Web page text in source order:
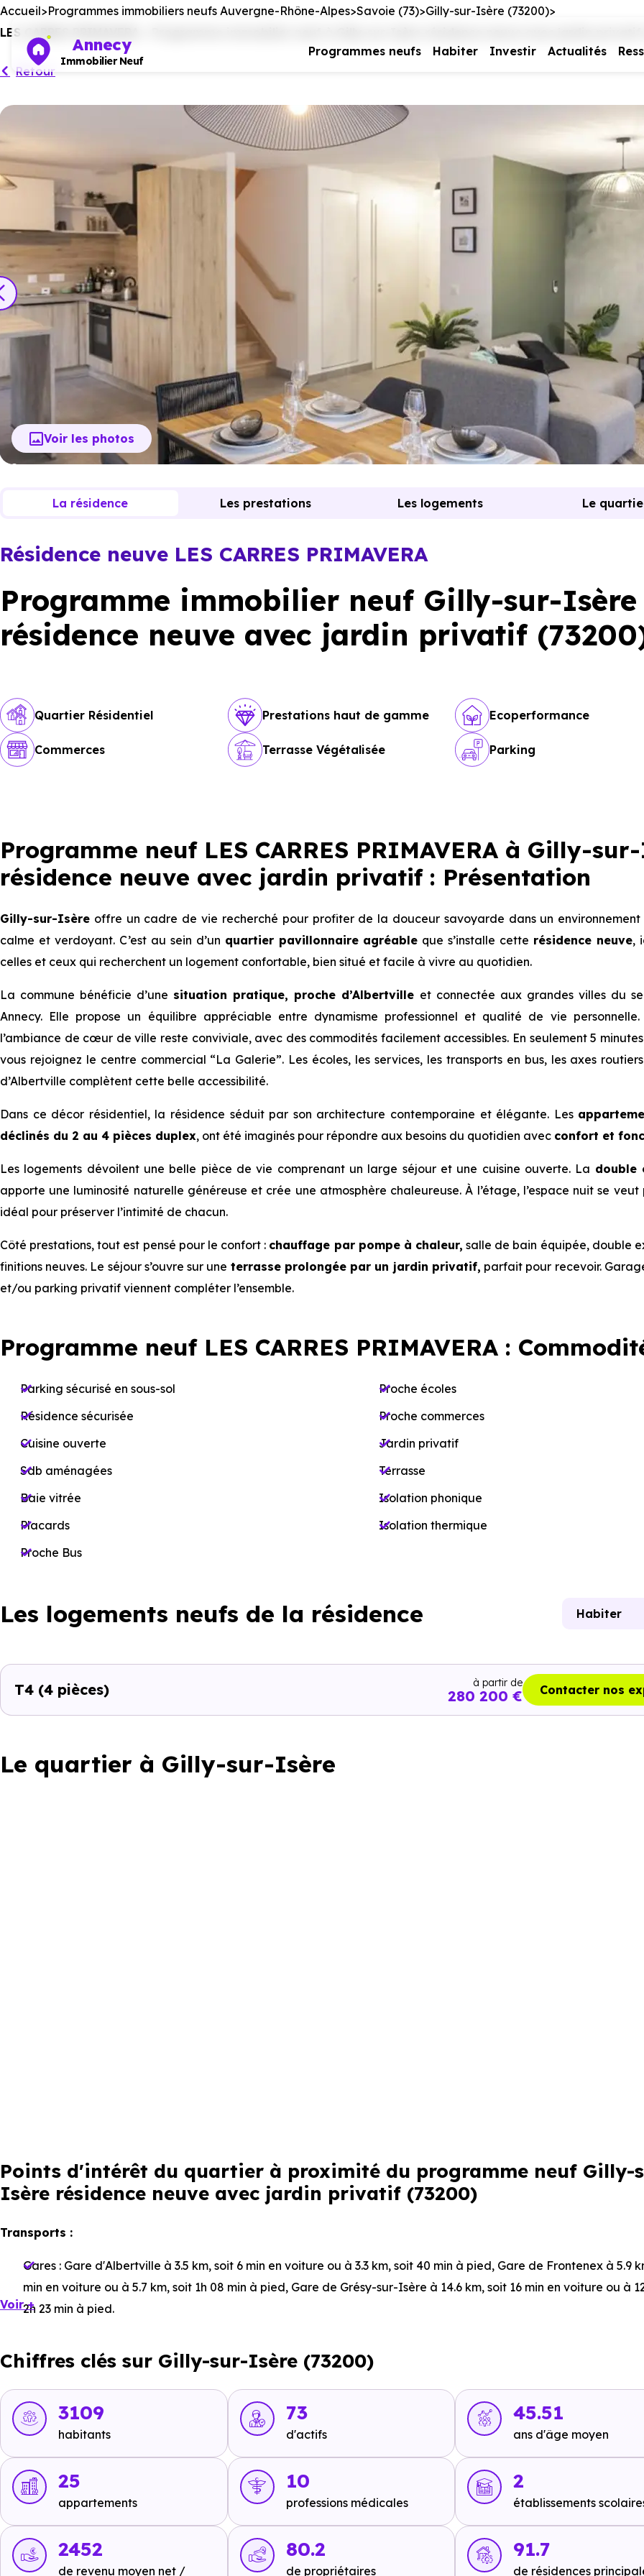
Annecy
Immobilier Neuf
Programmes neufs Habiter Investir Actualités
Accueil Programmes immobiliers neufs Auvergne-Rhône-Alpes Savoie (73) Gilly-sur-Isère (73200)
LES CARRES PRIMAVERA - Programme immobilier neuf à Gilly-sur-Isère résidence neuve avec jardin
Retour
Voir les photos
Résidence neuve LES CARRES PRIMAVERA
Programme immobilier neuf Gilly-sur-Isère
résidence neuve avec jardin privatif
Quartier Résidentiel Prestations haut de gamme Ecoperformance
Commerces Terrasse Végétalisée Parking
La résidence Les prestations Les logements Le
Programme neuf LES CARRES PRIMAVERA à Gilly-
résidence neuve avec jardin privatif : Présentation
Gilly-sur-Isère offre un cadre de vie recherché pour profiter de la douceur savoyarde dans un environnement
calme et verdoyant. C’est au sein d’un quartier pavillonnaire agréable que s’installe cette résidence neuve,
celles et ceux qui recherchent un logement confortable, bien situé et facile à vivre au quotidien.
La commune bénéficie d’une situation pratique, proche d’Albertville et connectée aux grandes villes du
Annecy. Elle propose un équilibre appréciable entre dynamisme professionnel et qualité de vie
l’ambiance de cœur de ville reste conviviale, avec des commodités facilement accessibles. En seulement 5
vous rejoignez le centre commercial “La Galerie”. Les écoles, les services, les transports en bus, les axes
d’Albertville complètent cette belle accessibilité.
Dans ce décor résidentiel, la résidence séduit par son architecture contemporaine et élégante. Les
déclinés du 2 au 4 pièces duplex, ont été imaginés pour répondre aux besoins du quotidien avec confort et
Les logements dévoilent une belle pièce de vie comprenant un large séjour et une cuisine ouverte. La double
apporte une luminosité naturelle généreuse et crée une atmosphère chaleureuse. À l’étage, l’espace nuit se veut
idéal pour préserver l’intimité de chacun.
Côté prestations, tout est pensé pour le confort : chauffage par pompe à chaleur, salle de bain équipée, double
finitions neuves. Le séjour s’ouvre sur une terrasse prolongée par un jardin privatif, parfait pour recevoir.
et/ou parking privatif viennent compléter l’ensemble.
Programme neuf LES CARRES PRIMAVERA :
Parking sécurisé en sous-sol
Résidence sécurisée
Cuisine ouverte
Sdb aménagées
Baie vitrée
Placards
Proche Bus
Proche écoles
Proche commerces
Jardin privatif
Terrasse
Isolation phonique
Isolation thermique
Les logements neufs de la résidence Habiter
T4 (4 pièces) à partir de
280 200 € Contacter nos
Le quartier à Gilly-sur-Isère
Points d'intérêt du quartier à proximité du programme neuf Gilly-
Isère résidence neuve avec jardin privatif (73200)
Transports :
Gares : Gare d'Albertville à 3.5 km, soit 6 min en voiture ou à 3.3 km, soit 40 min à pied, Gare de Frontenex à 5.9
min en voiture ou à 5.7 km, soit 1h 08 min à pied, Gare de Grésy-sur-Isère à 14.6 km, soit 16 min en voiture ou à
2h 23 min à pied.
soit 2 min en voiture ou à 1.2 km, soit 14 min à pied
Métro :non disponible
RER :
non disponible
Autoroutes :
à 17.5 km, soit 14 min en voiture ou à 16.9 km, soit 3h 22 min à pied
Ecoles :
Crèche :
Voir +
Chiffres clés sur Gilly-sur-Isère (73200)
3109
habitants
73
d'actifs
45.51
ans d'âge moyen
25
appartements
10
professions médicales
2
établissements
2452
de revenu moyen net /
80.2
de propriétaires
91.7
de résidences